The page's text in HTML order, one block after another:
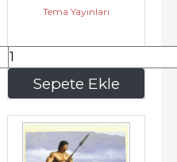
Sepete Ekle
Tema Yayınları
322,50